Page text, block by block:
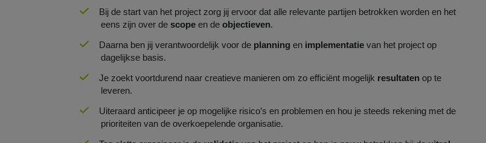
Bij de start van het project zorg jij ervoor dat alle relevante partijen betrokken worden en het
eens zijn over de scope en de objectieven.
Daarna ben jij verantwoordelijk voor de planning en implementatie van het project op
dagelijkse basis.
Je zoekt voortdurend naar creatieve manieren om zo efficiënt mogelijk resultaten op te
leveren.
Uiteraard anticipeer je op mogelijke risico’s en problemen en hou je steeds rekening met de
prioriteiten van de overkoepelende organisatie.